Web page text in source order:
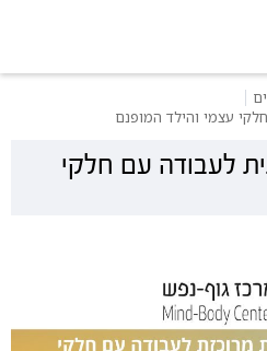
עצמי והילד המופנם
לעבודה עם חלקי